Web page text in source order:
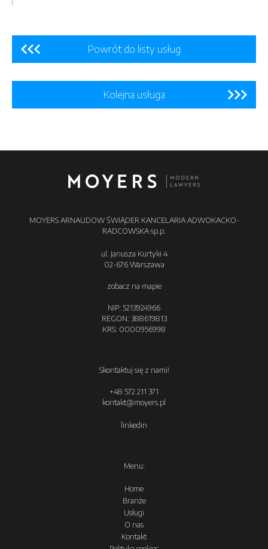
Powrót do listy usług
Kolejna usługa
MOYERS ARNAUDOW ŚWIĄDER KANCELARIA ADWOKACKO-
RADCOWSKA sp.p.
ul. Janusza Kurtyki 4
02-676 Warszawa
zobacz na mapie
NIP: 5213924966
REGON: 388619813
KRS: 0000956998
Skontaktuj się z nami!
+48 572 211 371
kontakt@moyers.pl
linkedin
Menu:
Home
Branże
Usługi
O nas
Kontakt